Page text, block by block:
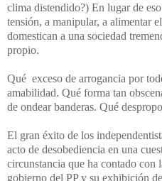
clima distendido?) En lugar de
tensión, a manipular, a alimentar
domestican a una sociedad
propio.
Qué exceso de arrogancia por
amabilidad. Qué forma tan
de ondear banderas. Qué
El gran éxito de los
acto de desobediencia en una
circunstancia que ha contado con
gobierno del PP y su exhibición